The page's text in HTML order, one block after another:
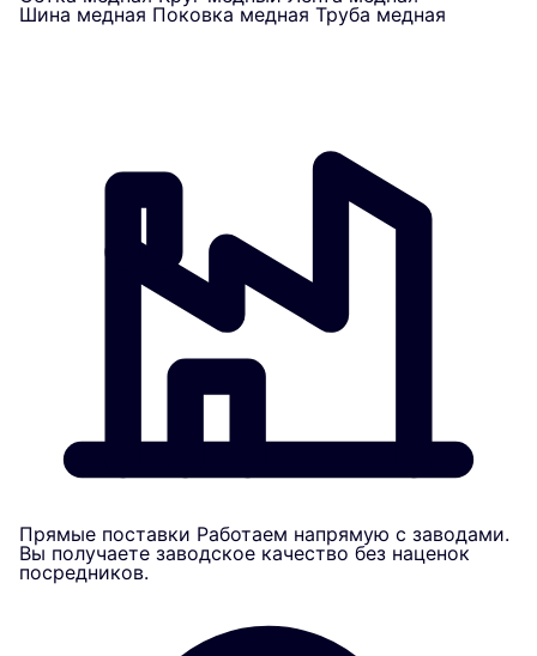
Шина медная Поковка медная Труба медная
Прямые поставки Работаем напрямую с заводами.
Вы получаете заводское качество без наценок
посредников.